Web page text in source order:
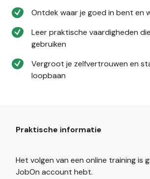
Ontdek waar je goed in bent en
Leer praktische vaardigheden
gebruiken
Vergroot je zelfvertrouwen en
loopbaan
Praktische informatie
Het volgen van een online training is
JobOn account hebt.